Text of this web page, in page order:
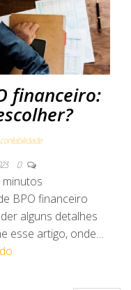
financeiro:
0
minutos
BPO financeiro
alguns detalhes
esse artigo, onde…